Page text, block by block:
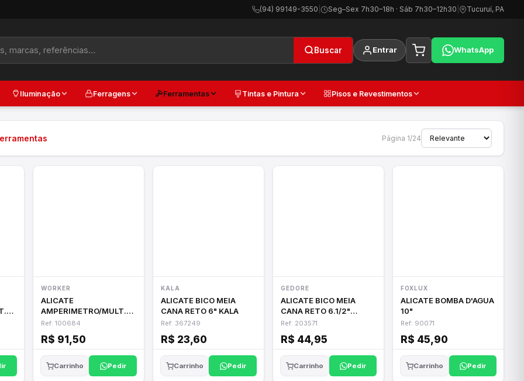
(94) 99149-3550 | Seg–Sex 7h30–18h · Sáb 7h30–12h30 Tucuruí, PA
Buscar Entrar WhatsApp
Iluminação Ferragens Ferramentas Tintas e Pintura Pisos e Revestimentos
Página 1/24
WORKER
ALICATE
AMPERIMETRO/MULT.
WORKER 100684
Ref: 100684
R$ 91,50
Carrinho Pedir
KALA
ALICATE BICO MEIA
CANA RETO 6" KALA
Ref: 367249
R$ 23,60
Carrinho Pedir
GEDORE
ALICATE BICO MEIA
CANA RETO 6.1/2"
GEDORE RED
Ref: 203571
R$ 44,95
Carrinho Pedir
FOXLUX
ALICATE BOMBA D'AGUA
10"
Ref: 90071
R$ 45,90
Carrinho Pedir